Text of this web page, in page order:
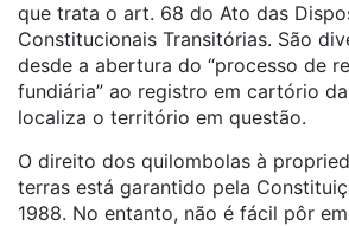
que trata o art. 68 do Ato das
Constitucionais Transitórias. São
desde a abertura do “processo de
fundiária” ao registro em cartório
localiza o território em questão.
O direito dos quilombolas à
terras está garantido pela
1988. No entanto, não é fácil pôr